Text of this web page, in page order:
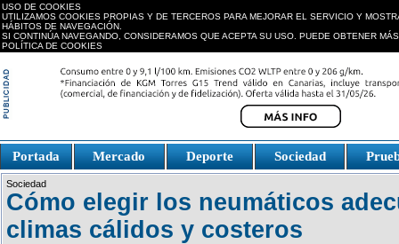
USO DE COOKIES
UTILIZAMOS COOKIES PROPIAS Y DE TERCEROS PARA MEJORAR EL SERVICIO Y
HÁBITOS DE NAVEGACIÓN.
SI CONTINÚA NAVEGANDO, CONSIDERAMOS QUE ACEPTA SU USO. PUEDE OBTENER
POLÍTICA DE COOKIES
Portada Mercado Deporte Sociedad
Fake Watches
replica-
watch.is
Sociedad
Cómo elegir los neumáticos
climas cálidos y costeros